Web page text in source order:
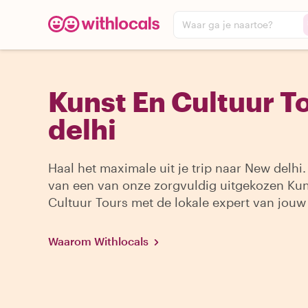
Waar ga je naartoe?
Kunst En Cultuur
delhi
Haal het maximale uit je trip naar New
van een van onze zorgvuldig uitgekozen
Cultuur Tours met de lokale expert van jouw
Waarom Withlocals